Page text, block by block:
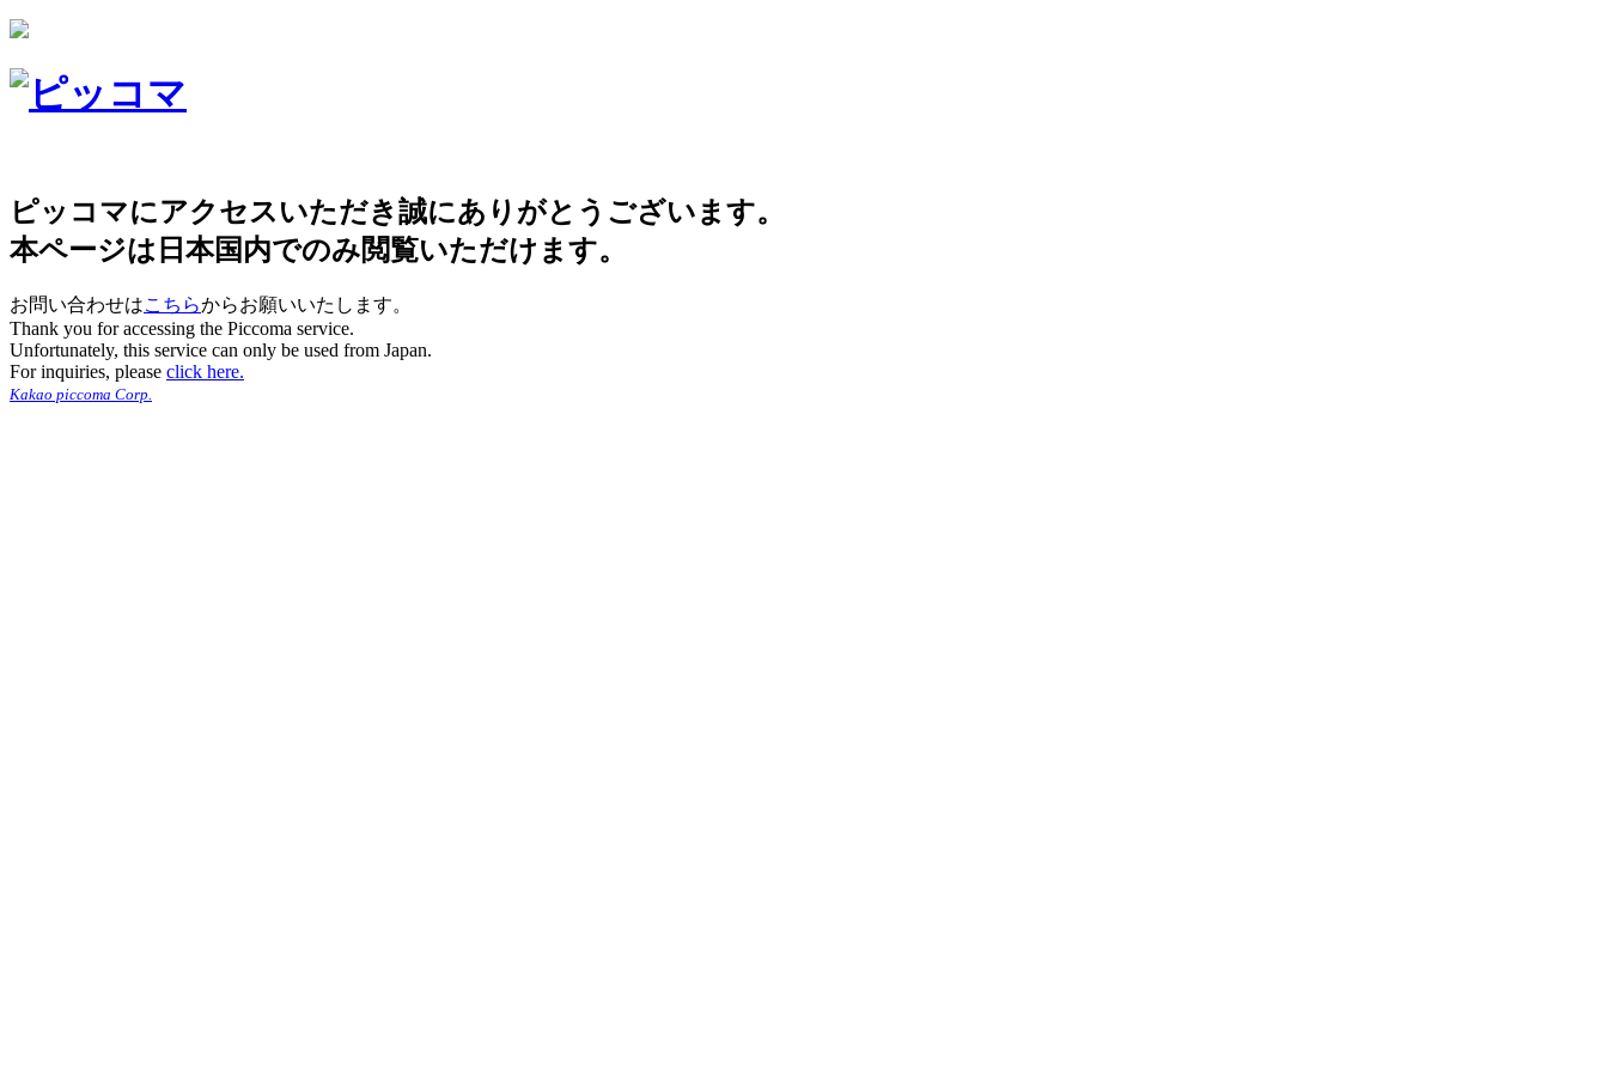
ピッコマにアクセスいただき誠にありがとうございます。
本ページは日本国内でのみ閲覧いただけます。
お問い合わせはこちらからお願いいたします。
Thank you for accessing the Piccoma service.
Unfortunately, this service can only be used from Japan.
For inquiries, please click here.
Kakao piccoma Corp.